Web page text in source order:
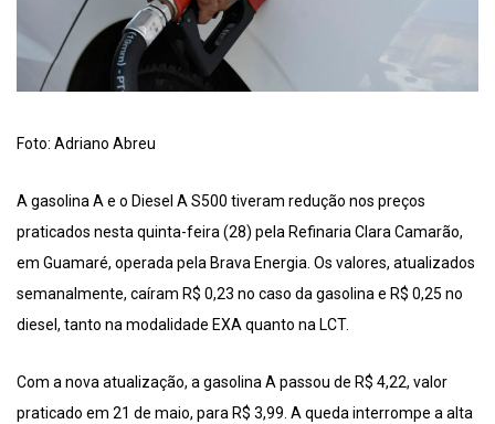
Foto: Adriano Abreu
A gasolina A e o Diesel A S500 tiveram redução nos preços
praticados nesta quinta-feira (28) pela Refinaria Clara Camarão,
em Guamaré, operada pela Brava Energia. Os valores, atualizados
semanalmente, caíram R$ 0,23 no caso da gasolina e R$ 0,25 no
diesel, tanto na modalidade EXA quanto na LCT.
Com a nova atualização, a gasolina A passou de R$ 4,22, valor
praticado em 21 de maio, para R$ 3,99. A queda interrompe a alta